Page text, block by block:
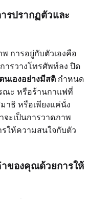
รปรากฏตัวและ
การอยู่กับตัวเองคือ
ารวางโทรศัพท์ลง ปิด
นเองอย่างมีสติ กำหนด
ณะ หรือร้านกาแฟที่
าธิ หรือเพียงแค่นั่ง
จะเป็นการวาดภาพ
ให้ความสนใจกับตัว
ของคุณด้วยการให้